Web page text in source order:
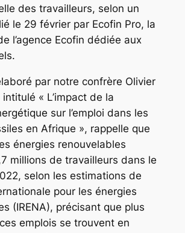
des travailleurs, selon un
le 29 février par Ecofin Pro, la
l’agence Ecofin dédiée aux
par notre confrère Olivier
« L’impact de la
sur l’emploi dans les
en Afrique », rappelle que
énergies renouvelables
millions de travailleurs dans le
selon les estimations de
pour les énergies
(IRENA), précisant que plus
emplois se trouvent en